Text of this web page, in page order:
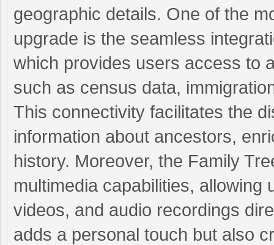
geographic details. One of the
upgrade is the seamless
which provides users access to
such as census data,
This connectivity facilitates the
information about ancestors,
history. Moreover, the Family
multimedia capabilities,
videos, and audio recordings
adds a personal touch but also